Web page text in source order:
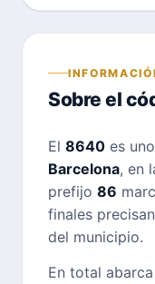
Sobre el
El 8640 es
Barcelona, en
prefijo 86
finales
del municipio.
En total abarca